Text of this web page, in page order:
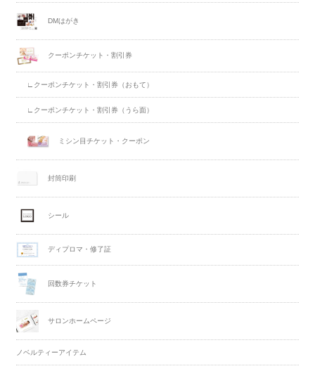
DMはがき
クーポンチケット・割引券
∟クーポンチケット・割引券（おもて）
∟クーポンチケット・割引券（うら面）
ミシン目チケット・クーポン
封筒印刷
シール
ディプロマ・修了証
回数券チケット
サロンホームページ
ノベルティーアイテム